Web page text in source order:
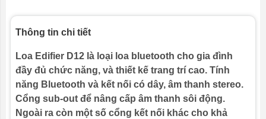
Thông tin chi tiết
Loa Edifier D12 là loại loa bluetooth cho gia đình
đầy đủ chức năng, và thiết kế trang trí cao. Tính
năng Bluetooth và kết nối có dây, âm thanh stereo.
Cổng sub-out để nâng cấp âm thanh sôi động.
Ngoài ra còn một số cổng kết nối khác cho khả